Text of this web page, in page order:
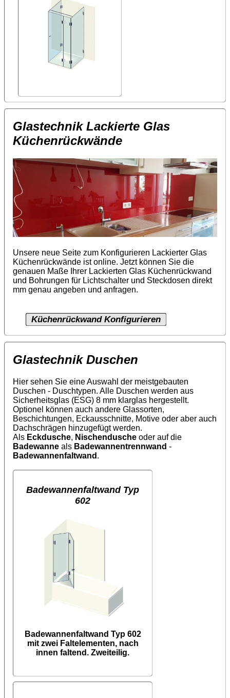
Glastechnik Lackierte Glas
Küchenrückwände
Unsere neue Seite zum Konfigurieren Lackierter Glas
Küchenrückwände ist online. Jetzt können Sie die
genauen Maße Ihrer Lackierten Glas Küchenrückwand
und Bohrungen für Lichtschalter und Steckdosen direkt
mm genau angeben und anfragen.
Küchenrückwand Konfigurieren
Glastechnik Duschen
Hier sehen Sie eine Auswahl der meistgebauten
Duschen - Duschtypen. Alle Duschen werden aus
Sicherheitsglas (ESG) 8 mm klarglas hergestellt.
Optionel können auch andere Glassorten,
Beschichtungen, Eckausschnitte, Motive oder aber auch
Dachschrägen hinzugefügt werden.
Als Eckdusche, Nischendusche oder auf die
Badewanne als Badewannentrennwand -
Badewannenfaltwand .
Badewannenfaltwand Typ
602
Badewannenfaltwand Typ 602
mit zwei Faltelementen, nach
innen faltend. Zweiteilig.